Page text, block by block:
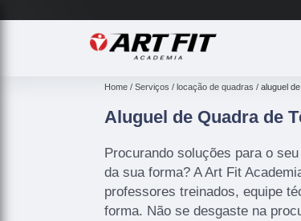
Home Serviços locação de quadras aluguel
Aluguel de Quadra de
Procurando soluções para o
da sua forma? A Art Fit
professores treinados, equipe
forma. Não se desgaste na